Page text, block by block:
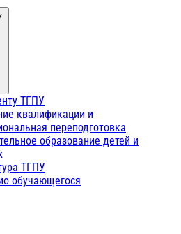
ТГПУ
квалификации и
переподготовка
образование детей и
ТГПУ
обучающегося